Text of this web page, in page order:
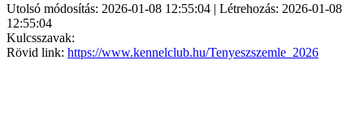
Utolsó módosítás: 2026-01-08 12:55:04 | Létrehozás: 2026-01-08
12:55:04
Kulcsszavak:
Rövid link: https://www.kennelclub.hu/Tenyeszszemle_2026